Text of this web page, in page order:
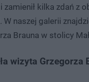
zamienił kilka zdań z
W naszej galerii
Brauna w stolicy
wizyta Grzegorza